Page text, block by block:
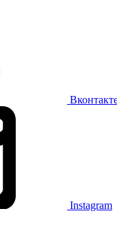
Instagram